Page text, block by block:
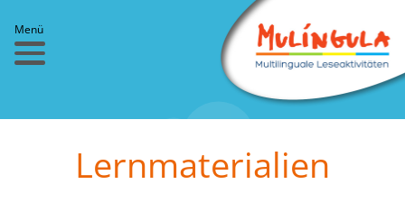
Menü
Lernmaterialien